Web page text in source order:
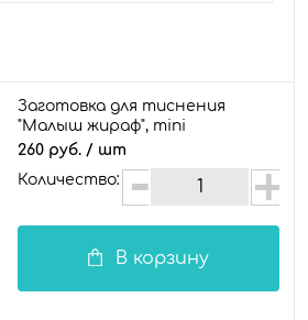
Заготовка для тиснения
"Малыш жираф", mini
260 руб. / шт
Количество:
В корзину